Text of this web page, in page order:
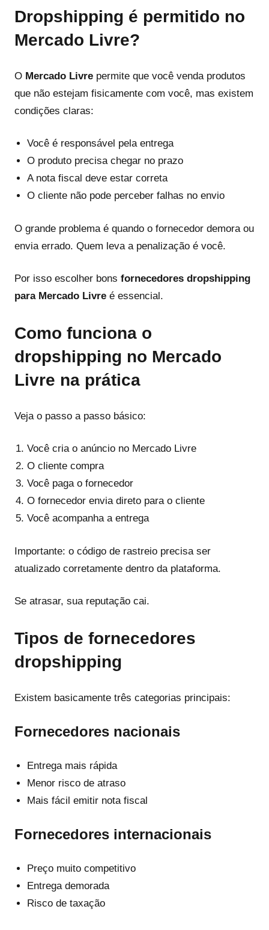
Dropshipping é permitido no
Mercado Livre?
O Mercado Livre permite que você venda produtos
que não estejam fisicamente com você, mas existem
condições claras:
Você é responsável pela entrega
O produto precisa chegar no prazo
A nota fiscal deve estar correta
O cliente não pode perceber falhas no envio
O grande problema é quando o fornecedor demora ou
envia errado. Quem leva a penalização é você.
Por isso escolher bons fornecedores dropshipping
para Mercado Livre é essencial.
Como funciona o
dropshipping no Mercado
Livre na prática
Veja o passo a passo básico:
Você cria o anúncio no Mercado Livre
O cliente compra
Você paga o fornecedor
O fornecedor envia direto para o cliente
Você acompanha a entrega
Importante: o código de rastreio precisa ser
atualizado corretamente dentro da plataforma.
Se atrasar, sua reputação cai.
Tipos de fornecedores
dropshipping
Existem basicamente três categorias principais:
Fornecedores nacionais
Entrega mais rápida
Menor risco de atraso
Mais fácil emitir nota fiscal
Fornecedores internacionais
Preço muito competitivo
Entrega demorada
Risco de taxação